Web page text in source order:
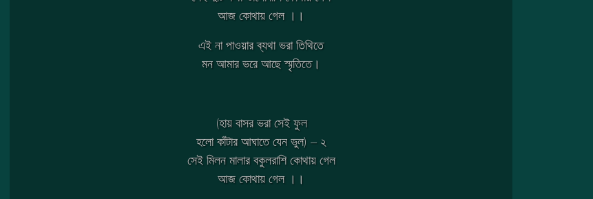
আজ কোথায় গেল ।।
এই না পাওয়ার ব্যথা ভরা তিথিতে
মন আমার ভরে আছে স্মৃতিতে।
(হায় বাসর ভরা সেই ফুল
হলো কাঁটার আঘাতে যেন ভুল) – ২
সেই মিলন মালার বকুলরাশি কোথায় গেল
আজ কোথায় গেল ।।